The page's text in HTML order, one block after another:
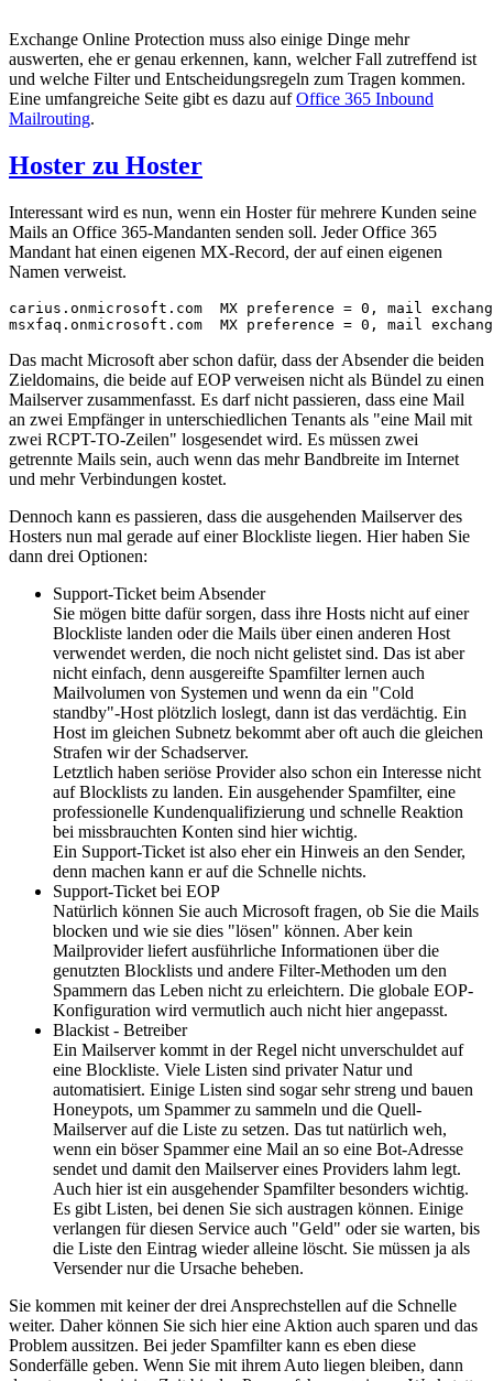
Exchange Online Protection muss also einige Dinge mehr
auswerten, ehe er genau erkennen, kann, welcher Fall zutreffend ist
und welche Filter und Entscheidungsregeln zum Tragen kommen.
Eine umfangreiche Seite gibt es dazu aufOffice 365 Inbound
Mailrouting.
Hoster zu Hoster
Interessant wird es nun, wenn ein Hoster für mehrere Kunden seine
Mails an Office 365-Mandanten senden soll. Jeder Office 365
Mandant hat einen eigenen MX-Record, der auf einen eigenen
Namen verweist.
carius.onmicrosoft.com  MX preference = 0, mail
msxfaq.onmicrosoft.com  MX preference = 0, mail
Das macht Microsoft aber schon dafür, dass der Absender die beiden
Zieldomains, die beide auf EOP verweisen nicht als Bündel zu einen
Mailserver zusammenfasst. Es darf nicht passieren, dass eine Mail
an zwei Empfänger in unterschiedlichen Tenants als "eine Mail mit
zwei RCPT-TO-Zeilen" losgesendet wird. Es müssen zwei
getrennte Mails sein, auch wenn das mehr Bandbreite im Internet
und mehr Verbindungen kostet.
Dennoch kann es passieren, dass die ausgehenden Mailserver des
Hosters nun mal gerade auf einer Blockliste liegen. Hier haben Sie
dann drei Optionen:
Support-Ticket beim Absender
Sie mögen bitte dafür sorgen, dass ihre Hosts nicht auf einer
Blockliste landen oder die Mails über einen anderen Host
verwendet werden, die noch nicht gelistet sind. Das ist aber
nicht einfach, denn ausgereifte Spamfilter lernen auch
Mailvolumen von Systemen und wenn da ein "Cold
standby"-Host plötzlich loslegt, dann ist das verdächtig. Ein
Host im gleichen Subnetz bekommt aber oft auch die gleichen
Strafen wir der Schadserver.
Letztlich haben seriöse Provider also schon ein Interesse nicht
auf Blocklists zu landen. Ein ausgehender Spamfilter, eine
professionelle Kundenqualifizierung und schnelle Reaktion
bei missbrauchten Konten sind hier wichtig.
Ein Support-Ticket ist also eher ein Hinweis an den Sender,
denn machen kann er auf die Schnelle nichts.
Support-Ticket bei EOP
Natürlich können Sie auch Microsoft fragen, ob Sie die Mails
blocken und wie sie dies "lösen" können. Aber kein
Mailprovider liefert ausführliche Informationen über die
genutzten Blocklists und andere Filter-Methoden um den
Spammern das Leben nicht zu erleichtern. Die globale EOP-
Konfiguration wird vermutlich auch nicht hier angepasst.
Blackist - Betreiber
Ein Mailserver kommt in der Regel nicht unverschuldet auf
eine Blockliste. Viele Listen sind privater Natur und
automatisiert. Einige Listen sind sogar sehr streng und bauen
Honeypots, um Spammer zu sammeln und die Quell-
Mailserver auf die Liste zu setzen. Das tut natürlich weh,
wenn ein böser Spammer eine Mail an so eine Bot-Adresse
sendet und damit den Mailserver eines Providers lahm legt.
Auch hier ist ein ausgehender Spamfilter besonders wichtig.
Es gibt Listen, bei denen Sie sich austragen können. Einige
verlangen für diesen Service auch "Geld" oder sie warten, bis
die Liste den Eintrag wieder alleine löscht. Sie müssen ja als
Versender nur die Ursache beheben.
Sie kommen mit keiner der drei Ansprechstellen auf die Schnelle
weiter. Daher können Sie sich hier eine Aktion auch sparen und das
Problem aussitzen. Bei jeder Spamfilter kann es eben diese
Sonderfälle geben. Wenn Sie mit ihrem Auto liegen bleiben, dann